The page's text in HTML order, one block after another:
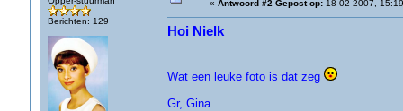
Berichten: 129
« Antwoord #2 Gepost op:18-02-2007,
Hoi Nielk
Wat een leuke foto is dat zeg
Gr, Gina